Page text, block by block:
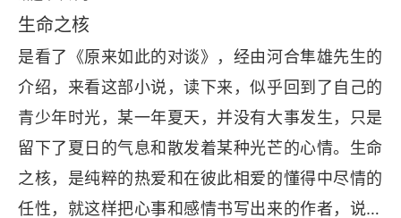
生命之核
是看了《原来如此的对谈》，经由河合隼雄先生的
介绍，来看这部小说，读下来，似乎回到了自己的
青少年时光，某一年夏天，并没有大事发生，只是
留下了夏日的气息和散发着某种光芒的心情。生命
之核，是纯粹的热爱和在彼此相爱的懂得中尽情的
任性，就这样把心事和感情书写出来的作者，说鸫